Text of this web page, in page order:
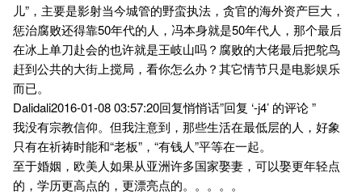
儿”，主要是影射当今城管的野蛮执法，贪官的海外资产巨大，
惩治腐败还得靠50年代的人，冯本身就是50年代人，那个最后
在冰上单刀赴会的也许就是王岐山吗？腐败的大佬最后把鸵鸟
赶到公共的大街上搅局，看你怎么办？其它情节只是电影娱乐
而已。
Dalidali2016-01-08 03:57:20回复悄悄话”回复 ‘-j4’ 的评论 ”
我没有宗教信仰。但我注意到，那些生活在最低层的人，好象
只有在祈祷时能和“老板”，“有钱人”平等在一起。
至于婚姻，欧美人如果从亚洲许多国家娶妻，可以娶更年轻点
的，学历更高点的，更漂亮点的。。。。。